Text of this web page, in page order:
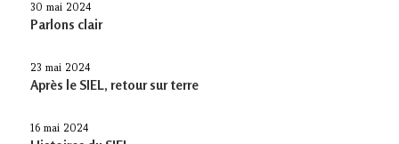
30 mai 2024
Parlons clair
23 mai 2024
Après le SIEL, retour sur terre
16 mai 2024